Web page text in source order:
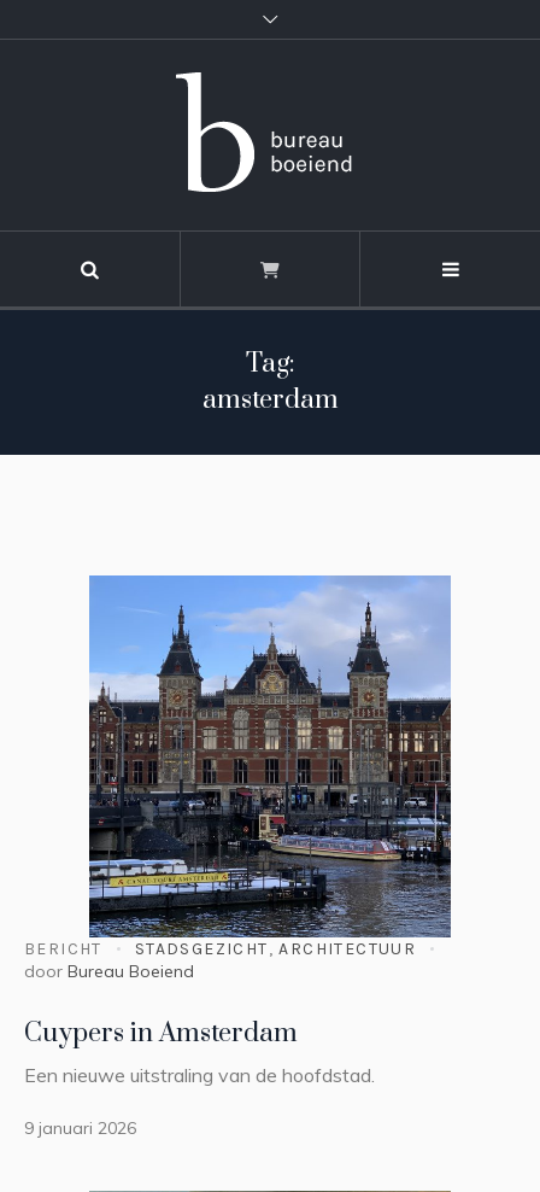
Tag:
amsterdam
BERICHT STADSGEZICHT,ARCHITECTUUR
door Bureau Boeiend
Cuypers in Amsterdam
Een nieuwe uitstraling van de hoofdstad.
9 januari 2026